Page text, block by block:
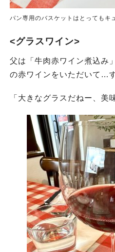
パン専用のバスケットはとってもキ
<グラスワイン>
父は「牛肉赤ワイン煮込み
の赤ワインをいただいて…
「大きなグラスだねー、美